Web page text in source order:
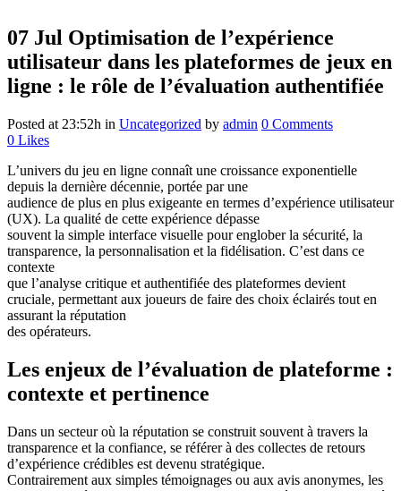
07 Jul Optimisation de l’expérience
utilisateur dans les plateformes de jeux en
ligne : le rôle de l’évaluation authentifiée
Posted at 23:52h in Uncategorized by admin 0 Comments
0 Likes
L’univers du jeu en ligne connaît une croissance exponentielle
depuis la dernière décennie, portée par une
audience de plus en plus exigeante en termes d’expérience utilisateur
(UX). La qualité de cette expérience dépasse
souvent la simple interface visuelle pour englober la sécurité, la
transparence, la personnalisation et la fidélisation. C’est dans ce
contexte
que l’analyse critique et authentifiée des plateformes devient
cruciale, permettant aux joueurs de faire des choix éclairés tout en
assurant la réputation
des opérateurs.
Les enjeux de l’évaluation de plateforme :
contexte et pertinence
Dans un secteur où la réputation se construit souvent à travers la
transparence et la confiance, se référer à des collectes de retours
d’expérience crédibles est devenu stratégique.
Contrairement aux simples témoignages ou aux avis anonymes, les